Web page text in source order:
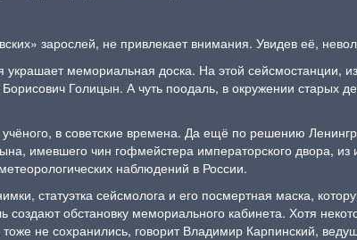
зарослей, не привлекает внимания. Увидев её,
мемориальная доска. На этой сейсмостанции,
Голицын. А чуть поодаль, в окружении старых
в советские времена. Да ещё по решению
имевшего чин гофмейстера императорского двора, из
наблюдений в России.
статуэтка сейсмолога и его посмертная маска,
создают обстановку мемориального кабинета. Хотя
не сохранились, говорит Владимир Карпинский,